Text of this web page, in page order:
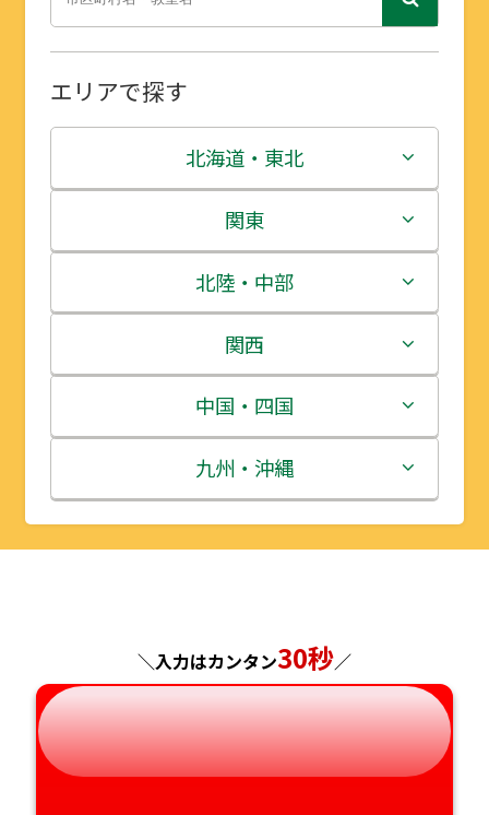
エリアで探す
北海道・東北
北海道
青森県
岩手県
宮城県
秋田県
山形県
関東
茨城県
栃木県
群馬県
埼玉県
千葉県
神奈川県
北陸・中部
新潟県
富山県
石川県
福井県
岐阜県
静岡県
関西
三重県
滋賀県
京都府
兵庫県
奈良県
和歌山県
中国・四国
鳥取県
島根県
広島県
山口県
徳島県
九州・沖縄
福岡県
長崎県
熊本県
大分県
＼入力はカンタン30秒／